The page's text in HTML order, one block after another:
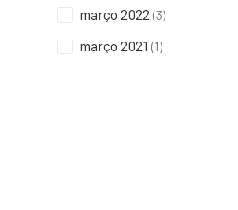
março 2022 (3)
março 2021 (1)